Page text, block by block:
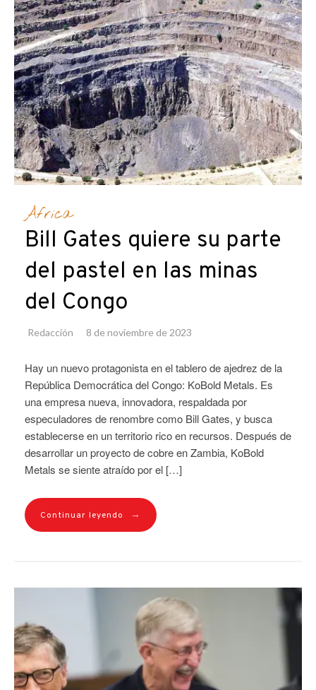
África
Bill Gates quiere su parte
del pastel en las minas
del Congo
Redacción 8 de noviembre de 2023
Hay un nuevo protagonista en el tablero de ajedrez de la
República Democrática del Congo: KoBold Metals. Es
una empresa nueva, innovadora, respaldada por
especuladores de renombre como Bill Gates, y busca
establecerse en un territorio rico en recursos. Después de
desarrollar un proyecto de cobre en Zambia, KoBold
Metals se siente atraído por el […]
Continuar leyendo →